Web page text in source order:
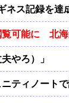
ネス記録を
可能に 北
やろ）」
ティノート